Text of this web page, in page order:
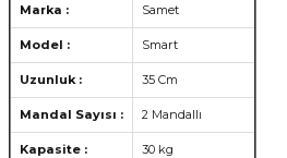
Marka : Samet
Model : Smart
Uzunluk : 35 Cm
Mandal Sayısı : 2 Mandallı
Kapasite : 30 kg